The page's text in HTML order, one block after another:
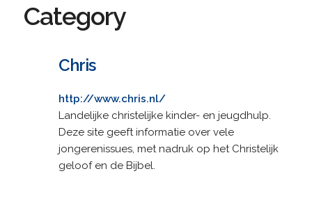
Category
Chris
http://www.chris.nl/
Landelijke christelijke kinder- en jeugdhulp.
Deze site geeft informatie over vele
jongerenissues, met nadruk op het Christelijk
geloof en de Bijbel.